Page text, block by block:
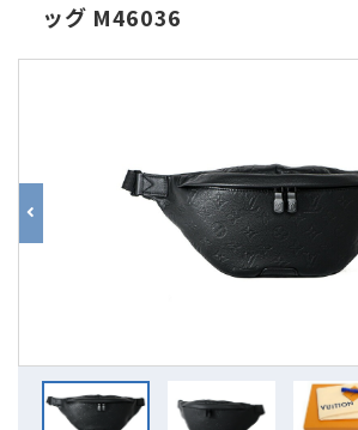
ッグ M46036